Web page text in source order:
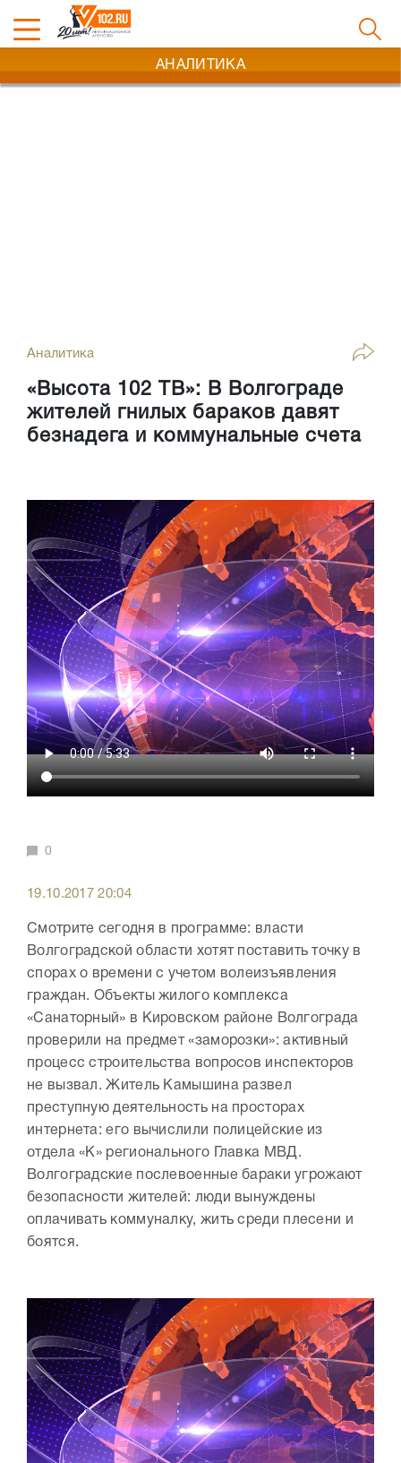
АНАЛИТИКА
Аналитика
«Высота 102 ТВ»: В Волгограде
жителей гнилых бараков давят
безнадега и коммунальные счета
0
19.10.2017 20:04
Смотрите сегодня в программе: власти
Волгоградской области хотят поставить точку в
спорах о времени с учетом волеизъявления
граждан. Объекты жилого комплекса
«Санаторный» в Кировском районе Волгограда
проверили на предмет «заморозки»: активный
процесс строительства вопросов инспекторов
не вызвал. Житель Камышина развел
преступную деятельность на просторах
интернета: его вычислили полицейские из
отдела «К» регионального Главка МВД.
Волгоградские послевоенные бараки угрожают
безопасности жителей: люди вынуждены
оплачивать коммуналку, жить среди плесени и
боятся.